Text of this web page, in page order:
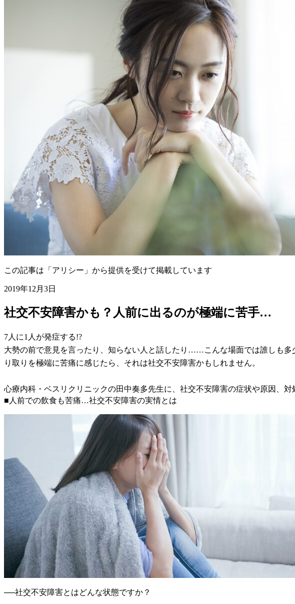
この記事は「アリシー」から提供を受けて掲載しています
2019年12月3日
社交不安障害かも？人前に出るのが極端に苦手…
7人に1人が発症する!?
大勢の前で意見を言ったり、知らない人と話したり……こんな場面では誰しも
り取りを極端に苦痛に感じたら、それは社交不安障害かもしれません。
心療内科・ベスリクリニックの田中奏多先生に、社交不安障害の症状や原因、対
■人前での飲食も苦痛…社交不安障害の実情とは
──社交不安障害とはどんな状態ですか？